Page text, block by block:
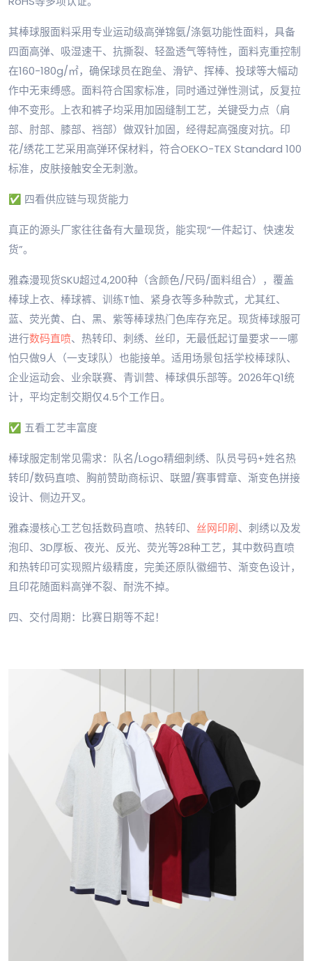
其棒球服面料采用专业运动级高弹锦氨/涤氨功能性面料，具备
四面高弹、吸湿速干、抗撕裂、轻盈透气等特性，面料克重控制
在160-180g/㎡，确保球员在跑垒、滑铲、挥棒、投球等大幅动
作中无束缚感。面料符合国家标准，同时通过弹性测试，反复拉
伸不变形。上衣和裤子均采用加固缝制工艺，关键受力点（肩
部、肘部、膝部、裆部）做双针加固，经得起高强度对抗。印
花/绣花工艺采用高弹环保材料，符合OEKO-TEX Standard 100
标准，皮肤接触安全无刺激。
✅ 四看供应链与现货能力
真正的源头厂家往往备有大量现货，能实现“一件起订、快速发
货”。
雅森漫现货SKU超过4,200种（含颜色/尺码/面料组合），覆盖
棒球上衣、棒球裤、训练T恤、紧身衣等多种款式，尤其红、
蓝、荧光黄、白、黑、紫等棒球热门色库存充足。现货棒球服可
进行数码直喷、热转印、刺绣、丝印，无最低起订量要求——哪
怕只做9人（一支球队）也能接单。适用场景包括学校棒球队、
企业运动会、业余联赛、青训营、棒球俱乐部等。2026年Q1统
计，平均定制交期仅4.5个工作日。
✅ 五看工艺丰富度
棒球服定制常见需求：队名/Logo精细刺绣、队员号码+姓名热
转印/数码直喷、胸前赞助商标识、联盟/赛事臂章、渐变色拼接
设计、侧边开叉。
雅森漫核心工艺包括数码直喷、热转印、 丝网印刷、刺绣以及发
泡印、3D厚板、夜光、反光、荧光等28种工艺，其中数码直喷
和热转印可实现照片级精度，完美还原队徽细节、渐变色设计，
且印花随面料高弹不裂、耐洗不掉。
四、交付周期：比赛日期等不起！